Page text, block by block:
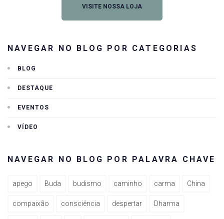
VISITE NOSSA LOJA
NAVEGAR NO BLOG POR CATEGORIAS
BLOG
DESTAQUE
EVENTOS
VÍDEO
NAVEGAR NO BLOG POR PALAVRA CHAVE
apego Buda budismo caminho carma China
compaixão consciência despertar Dharma